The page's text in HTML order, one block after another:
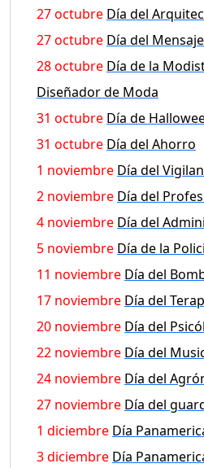
27 octubre Día del
27 octubre Día del
28 octubre Día de la
Diseñador de Moda
31 octubre Día de
31 octubre Día del Ahorro
1 noviembre Día del
2 noviembre Día del
4 noviembre Día del
5 noviembre Día de la
11 noviembre Día del
17 noviembre Día del
20 noviembre Día del
22 noviembre Día del
24 noviembre Día del
27 noviembre Día del
1 diciembre Día
3 diciembre Día